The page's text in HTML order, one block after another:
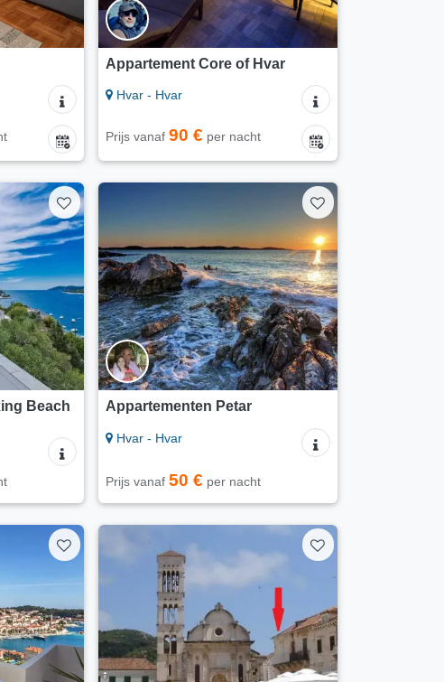
Appartement Core of Hvar
Hvar - Hvar
Prijs vanaf 90 € per nacht
Beach
Appartementen Petar
Hvar - Hvar
Prijs vanaf 50 € per nacht